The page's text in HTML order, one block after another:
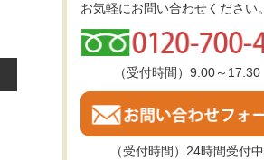
お気軽にお問い合わせください。
（受付時間）9:00～17:30
（受付時間）24時間受付中